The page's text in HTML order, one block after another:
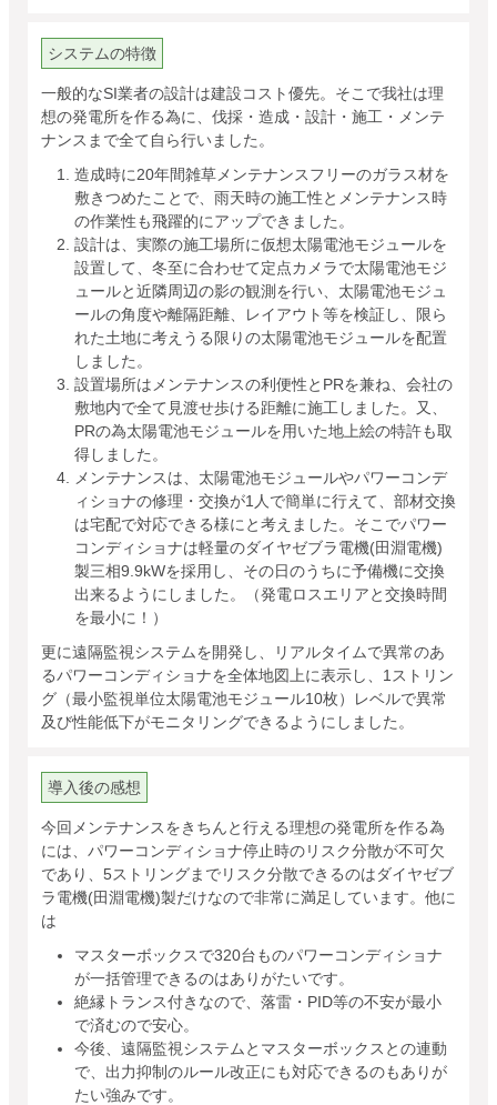
システムの特徴
一般的なSI業者の設計は建設コスト優先。そこで我社は理
想の発電所を作る為に、伐採・造成・設計・施工・メンテ
ナンスまで全て自ら行いました。
造成時に20年間雑草メンテナンスフリーのガラス材を
敷きつめたことで、雨天時の施工性とメンテナンス時
の作業性も飛躍的にアップできました。
設計は、実際の施工場所に仮想太陽電池モジュールを
設置して、冬至に合わせて定点カメラで太陽電池モジ
ュールと近隣周辺の影の観測を行い、太陽電池モジュ
ールの角度や離隔距離、レイアウト等を検証し、限ら
れた土地に考えうる限りの太陽電池モジュールを配置
しました。
設置場所はメンテナンスの利便性とPRを兼ね、会社の
敷地内で全て見渡せ歩ける距離に施工しました。又、
PRの為太陽電池モジュールを用いた地上絵の特許も取
得しました。
メンテナンスは、太陽電池モジュールやパワーコンデ
ィショナの修理・交換が1人で簡単に行えて、部材交換
は宅配で対応できる様にと考えました。そこでパワー
コンディショナは軽量のダイヤゼブラ電機(田淵電機)
製三相9.9kWを採用し、その日のうちに予備機に交換
出来るようにしました。（発電ロスエリアと交換時間
を最小に！）
更に遠隔監視システムを開発し、リアルタイムで異常のあ
るパワーコンディショナを全体地図上に表示し、1ストリン
グ（最小監視単位太陽電池モジュール10枚）レベルで異常
及び性能低下がモニタリングできるようにしました。
導入後の感想
今回メンテナンスをきちんと行える理想の発電所を作る為
には、パワーコンディショナ停止時のリスク分散が不可欠
であり、5ストリングまでリスク分散できるのはダイヤゼブ
ラ電機(田淵電機)製だけなので非常に満足しています。他に
は
マスターボックスで320台ものパワーコンディショナ
が一括管理できるのはありがたいです。
絶縁トランス付きなので、落雷・PID等の不安が最小
で済むので安心。
今後、遠隔監視システムとマスターボックスとの連動
で、出力抑制のルール改正にも対応できるのもありが
たい強みです。